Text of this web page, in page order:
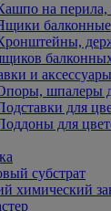
на перила,
балконные
и
шпалеры
для
для
субстрат
химический